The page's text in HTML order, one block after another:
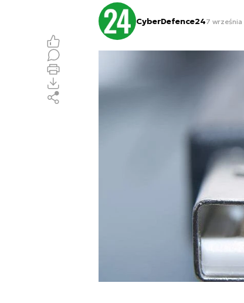
CyberDefence247 września